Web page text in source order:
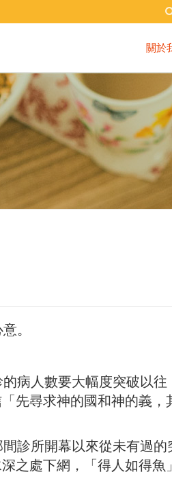
關於
。
人數要大幅度突破以往
先尋求神的國和神的義，
所開幕以來從未有過的
之處下網，「得人如得魚